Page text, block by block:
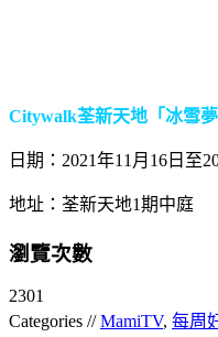
Citywalk荃新天地「冰雪夢
日期：2021年11月16日至
地址：荃新天地1期中庭
瀏覽次數
2301
Categories //MamiTV, 每周